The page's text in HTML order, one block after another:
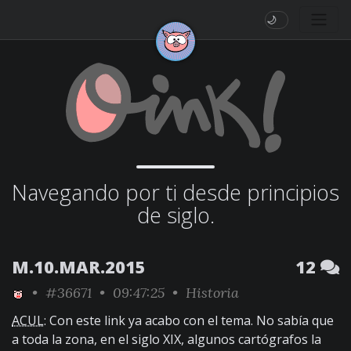
🌙
Navegando por ti desde principios
de siglo.
M.10.MAR.2015 12
• #36671 • 09:47:25 • Historia
ACUL: Con este link ya acabo con el tema. No sabía que
a toda la zona, en el siglo XIX, algunos cartógrafos la